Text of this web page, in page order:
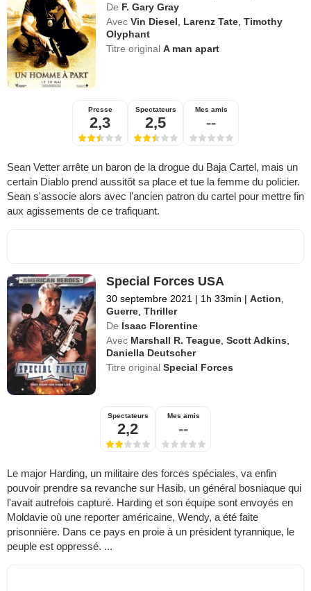
De F. Gary Gray
Avec Vin Diesel Larenz Tate ,Timothy
Olyphant
Titre originalA man apart
Presse
2,3
Spectateurs
2,5
Mes amis
--
Sean Vetter arrête un baron de la drogue du Baja Cartel, mais un
certain Diablo prend aussitôt sa place et tue la femme du policier.
Sean s'associe alors avec l'ancien patron du cartel pour mettre fin
aux agissements de ce trafiquant.
Special Forces USA
30 septembre 2021 | 1h 33min | Action
Guerre ,Thriller
De Isaac Florentine
Avec Marshall R. Teague ,Scott Adkins
Daniella Deutscher
Titre originalSpecial Forces
Spectateurs
2,2
Mes amis
--
Le major Harding, un militaire des forces spéciales, va enfin
pouvoir prendre sa revanche sur Hasib, un général bosniaque qui
l'avait autrefois capturé. Harding et son équipe sont envoyés en
Moldavie où une reporter américaine, Wendy, a été faite
prisonnière. Dans ce pays en proie à un président tyrannique, le
peuple est oppressé. ...